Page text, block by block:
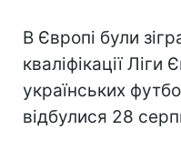
В Європі були
кваліфікації
українських
відбулися 28